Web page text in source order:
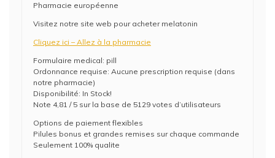
Pharmacie européenne
Visitez notre site web pour acheter melatonin
Cliquez ici – Allez à la pharmacie
Formulaire medical: pill
Ordonnance requise: Aucune prescription requise (dans
notre pharmacie)
Disponibilité: In Stock!
Note 4,81 / 5 sur la base de 5129 votes d’utilisateurs
Options de paiement flexibles
Pilules bonus et grandes remises sur chaque commande
Seulement 100% qualite